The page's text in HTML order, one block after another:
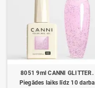
8051 9ml CANNI GLITTER.
Piegādes laiks līdz 10 darba